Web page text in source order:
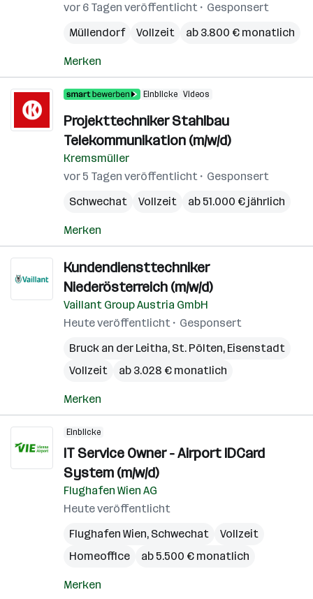
vor 6 Tagen veröffentlicht
Gesponsert
Müllendorf
Vollzeit ab 3.800 € monatlich
Merken
Einblicke Videos
Projekttechniker Stahlbau
Telekommunikation (m/w/d)
Kremsmüller
vor 5 Tagen veröffentlicht
Gesponsert
Schwechat
Vollzeit ab 51.000 € jährlich
Merken
Kundendiensttechniker
Niederösterreich (m/w/d)
Vaillant Group Austria GmbH
Heute veröffentlicht
Gesponsert
Bruck an der Leitha, St. Pölten, Eisenstadt
Vollzeit
ab 3.028 € monatlich
Merken
Einblicke
IT Service Owner - Airport IDCard
System (m/w/d)
Flughafen Wien AG
Heute veröffentlicht
Flughafen Wien, Schwechat
Vollzeit
Homeoffice
ab 5.500 € monatlich
Merken